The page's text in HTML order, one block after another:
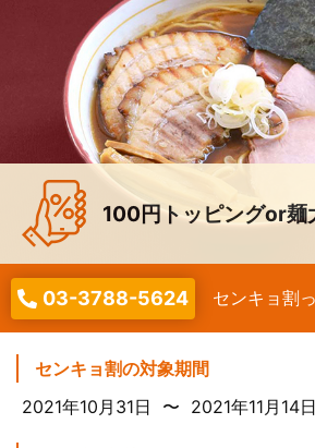
100円トッピングor麺
03-3788-5624 センキョ割
センキョ割の対象期間
2021年10月31日 〜 2021年11月14日